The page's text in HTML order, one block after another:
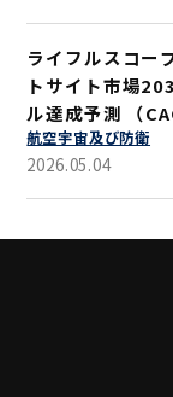
ライフルスコー
トサイト市場
ル達成予測 （
す軍事・狩猟用
航空宇宙及び防衛
2026.05.04